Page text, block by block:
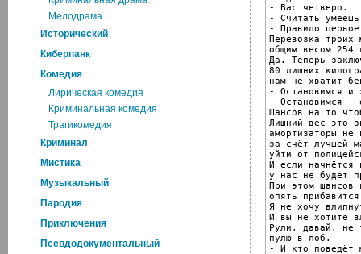
Мелодрама
Исторический
Киберпанк
Комедия
Лирическая комедия
Криминальная комедия
Трагикомедия
Криминал
Мистика
Музыкальный
Пародия
Приключения
Псевдодокументальный
- Вас четверо.
- Считать
- Правило
Перевозка троих
общим весом 254
Да. Теперь
80 лишних
нам не хватит
- Остановимся и
- Остановимся -
Шансов на то
Лишний вес это
амортизаторы не
за счёт лучшей
уйти от
И если начнётся
у нас не будет
При этом шансов
опять
Я не хочу
И вы не хотите
Рули, давай, не
пулю в лоб.
- И кто поведёт